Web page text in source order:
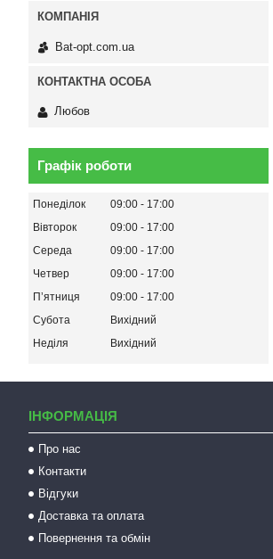
Bat-opt.com.ua
Любов
Графік роботи
Понеділок 09:00
17:00
Вівторок
09:00
17:00
Середа
09:00
17:00
Четвер
09:00
17:00
Пʼятниця
09:00
17:00
Субота
Вихідний
Неділя
Вихідний
ІНФОРМАЦІЯ
Про нас
Контакти
Відгуки
Доставка та оплата
Повернення та обмін